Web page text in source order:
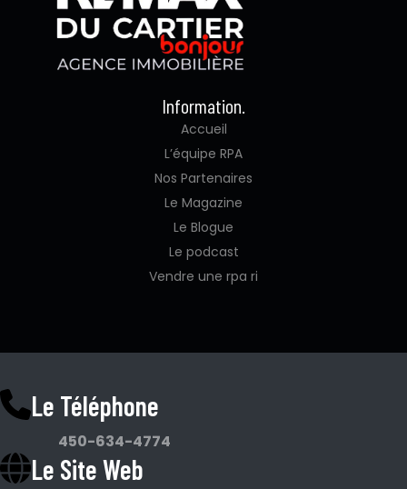
Information.
Accueil
L’équipe RPA
Nos Partenaires
Le Magazine
Le Blogue
Le podcast
Vendre une rpa ri
Le Téléphone
450-634-4774
Le Site Web